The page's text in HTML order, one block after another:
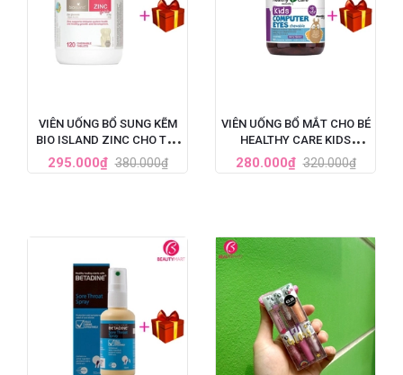
VIÊN UỐNG BỔ SUNG KẼM
BIO ISLAND ZINC CHO TRẺ
EM 120 VIÊN
295.000₫ 380.000₫
VIÊN UỐNG BỔ MẮT CHO BÉ
HEALTHY CARE KIDS
COMPUTER EYES 60 VIÊN
280.000₫ 320.000₫